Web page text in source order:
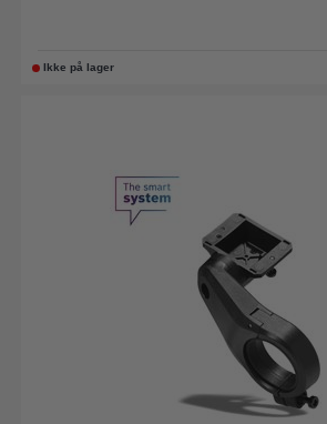
Ikke på lager